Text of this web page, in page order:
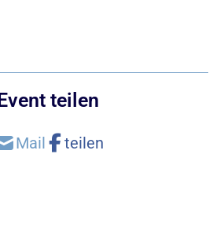
teilen